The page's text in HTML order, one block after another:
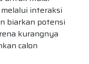
interaksi
biarkan potensi
kurangnya
calon